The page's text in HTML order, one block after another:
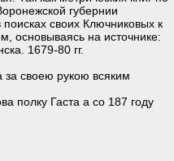
губернии
своих Ключниковых к
основываясь на источнике:
1679-80 гг.
своею рукою всяким
полку Гаста а со 187 году